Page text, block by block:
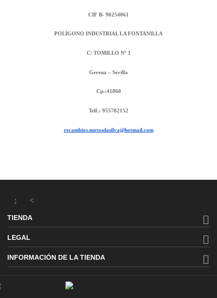
CIF B- 90254061
POLÍGONO INDUSTRIAL LA FONTANILLA
C/ TOMILLO Nº 1
Gerena – Sevilla
Cp.:41860
Telf.: 955782152
recambios.motosdasilva@hotmail.com
TIENDA 
LEGAL 
INFORMACIÓN DE LA TIENDA 